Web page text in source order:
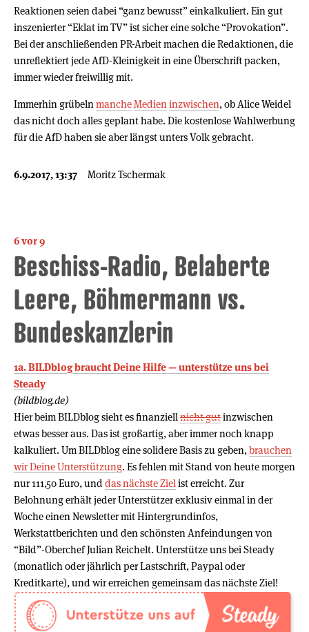
Reaktionen seien dabei “ganz bewusst” einkalkuliert. Ein gut
inszenierter “Eklat im TV” ist sicher eine solche “Provokation”.
Bei der anschließenden PR-Arbeit machen die Redaktionen, die
unreflektiert jede AfD-Kleinigkeit in eine Überschrift packen,
immer wieder freiwillig mit.
Immerhin grübelnmancheMedieninzwischen, ob Alice Weidel
das nicht doch alles geplant habe. Die kostenlose Wahlwerbung
für die AfD haben sie aber längst unters Volk gebracht.
6.9.2017, 13:37 Moritz Tschermak
6 vor 9
Beschiss-Radio, Belaberte
Leere, Böhmermann vs.
Bundeskanzlerin
1a. BILDblog braucht Deine Hilfe — unterstütze uns bei
Steady
(bildblog.de)
Hier beim BILDblog sieht es finanziellnicht gutinzwischen
etwas besser aus. Das ist großartig, aber immer noch knapp
kalkuliert. Um BILDblog eine solidere Basis zu geben,brauchen
wir Deine Unterstützung. Es fehlen mit Stand von heute morgen
nur 111,50 Euro, unddas nächste Zielist erreicht. Zur
Belohnung erhält jeder Unterstützer exklusiv einmal in der
Woche einen Newsletter mit Hintergrundinfos,
Werkstattberichten und den schönsten Anfeindungen von
“Bild”-Oberchef Julian Reichelt. Unterstütze uns bei Steady
(monatlich oder jährlich per Lastschrift, Paypal oder
Kreditkarte), und wir erreichen gemeinsam das nächste Ziel!